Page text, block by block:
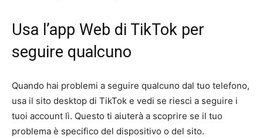
Usa l’app Web di TikTok per
seguire qualcuno
Quando hai problemi a seguire qualcuno dal tuo telefono,
usa il sito desktop di TikTok e vedi se riesci a seguire i
tuoi account lì. Questo ti aiuterà a scoprire se il tuo
problema è specifico del dispositivo o del sito.